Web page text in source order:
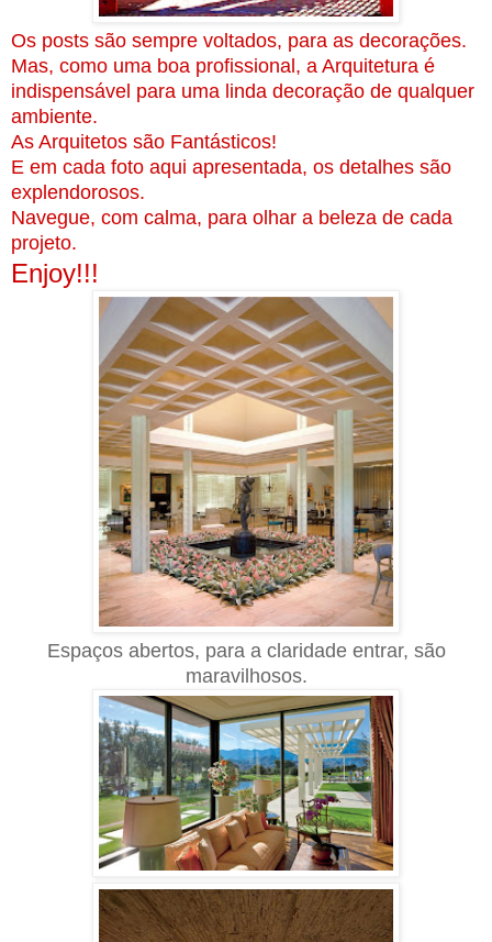
Os posts são sempre voltados, para as decorações.
Mas, como uma boa profissional, a Arquitetura é
indispensável para uma linda decoração de qualquer
ambiente.
As Arquitetos são Fantásticos!
E em cada foto aqui apresentada, os detalhes são
explendorosos.
Navegue, com calma, para olhar a beleza de cada
projeto.
Enjoy!!!
Espaços abertos, para a claridade entrar, são
maravilhosos.